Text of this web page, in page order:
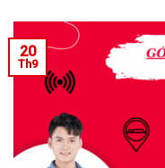
20
Th9